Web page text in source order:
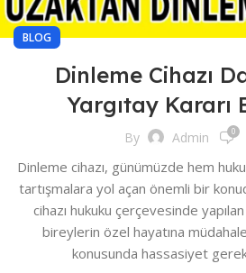
BLOG
Dinleme Cihazı
Yargıtay Kararı
By Admin 0
Dinleme cihazı, günümüzde hem
tartışmalara yol açan önemli bir
cihazı hukuku çerçevesinde
bireylerin özel hayatına
konusunda hassasiyet